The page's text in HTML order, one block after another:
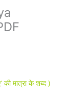
मात्राके शब्द )